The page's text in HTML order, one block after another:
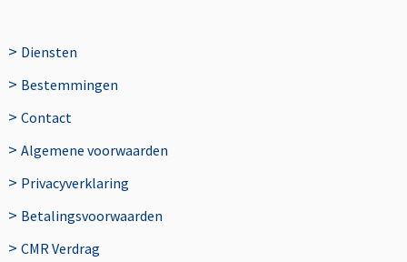
> Diensten
> Bestemmingen
> Contact
> Algemene voorwaarden
> Privacyverklaring
> Betalingsvoorwaarden
> CMR Verdrag